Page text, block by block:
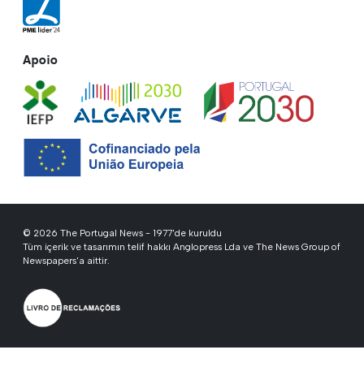
Apoio
© 2026 The Portugal News - 1977'de kuruldu
Tüm içerik ve tasarımın telif hakkı Anglopress Lda ve The News Group of
Newspapers'a aittir.